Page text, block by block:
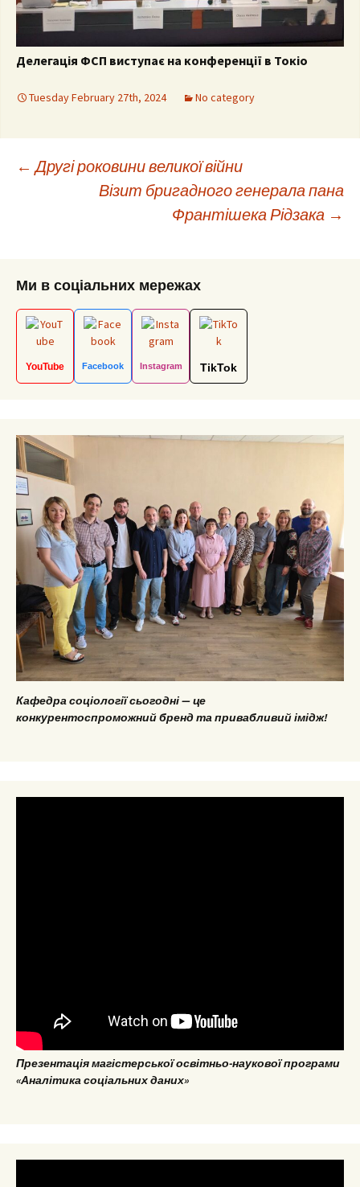
Делегація ФСП виступає на конференції в Токіо
Tuesday February 27th, 2024 No category
Post
navigation
← Другі роковини великої війни
Візит бригадного генерала пана
Франтішека Рідзака →
Ми в соціальних мережах
YouTube Facebook Instagram TikTok
Кафедра соціології сьогодні — це
конкурентоспроможний бренд та привабливий імідж!
Презентація магістерської освітньо-наукової програми
«Аналітика соціальних даних»